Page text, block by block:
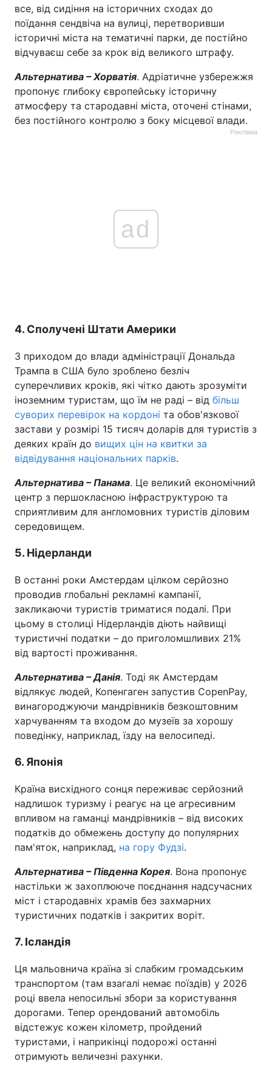
все, від сидіння на історичних сходах до
поїдання сендвіча на вулиці, перетворивши
історичні міста на тематичні парки, де постійно
відчуваєш себе за крок від великого штрафу.
Альтернатива – Хорватія. Адріатичне узбережжя
пропонує глибоку європейську історичну
атмосферу та стародавні міста, оточені стінами,
без постійного контролю з боку місцевої влади.
Реклама
ad
4. Сполучені Штати Америки
З приходом до влади адміністрації Дональда
Трампа в США було зроблено безліч
суперечливих кроків, які чітко дають зрозуміти
іноземним туристам, що їм не раді – від більш
суворих перевірок на кордоні та обов'язкової
застави у розмірі 15 тисяч доларів для туристів з
деяких країн до вищих цін на квитки за
відвідування національних парків.
Альтернатива – Панама. Це великий економічний
центр з першокласною інфраструктурою та
сприятливим для англомовних туристів діловим
середовищем.
5. Нідерланди
В останні роки Амстердам цілком серйозно
проводив глобальні рекламні кампанії,
закликаючи туристів триматися подалі. При
цьому в столиці Нідерландів діють найвищі
туристичні податки – до приголомшливих 21%
від вартості проживання.
Альтернатива – Данія. Тоді як Амстердам
відлякує людей, Копенгаген запустив CopenPay,
винагороджуючи мандрівників безкоштовним
харчуванням та входом до музеїв за хорошу
поведінку, наприклад, їзду на велосипеді.
6. Японія
Країна висхідного сонця переживає серйозний
надлишок туризму і реагує на це агресивним
впливом на гаманці мандрівників – від високих
податків до обмежень доступу до популярних
пам'яток, наприклад, на гору Фудзі.
Альтернатива – Південна Корея. Вона пропонує
настільки ж захоплююче поєднання надсучасних
міст і стародавніх храмів без захмарних
туристичних податків і закритих воріт.
7. Ісландія
Ця мальовнича країна зі слабким громадським
транспортом (там взагалі немає поїздів) у 2026
році ввела непосильні збори за користування
дорогами. Тепер орендований автомобіль
відстежує кожен кілометр, пройдений
туристами, і наприкінці подорожі останні
отримують величезні рахунки.